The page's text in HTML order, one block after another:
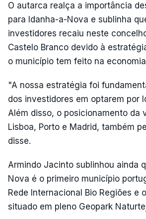
O autarca realça a importância
para Idanha-a-Nova e sublinha
investidores recaiu neste
Castelo Branco devido à
o município tem feito na
"A nossa estratégia foi
dos investidores em optarem por
Além disso, o posicionamento da
Lisboa, Porto e Madrid, também
disse.
Armindo Jacinto sublinhou ainda
Nova é o primeiro município
Rede Internacional Bio Regiões e
situado em pleno Geopark